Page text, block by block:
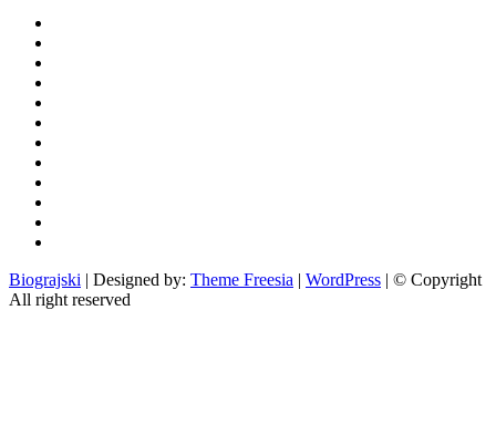
Biograjski | Designed by: Theme Freesia | WordPress | © Copyright
All right reserved